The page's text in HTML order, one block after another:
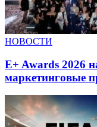
НОВОСТИ
E+ Awards 2026
маркетинговые